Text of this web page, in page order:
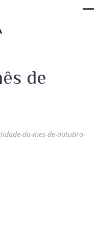
de
do-mes-de-outubro-